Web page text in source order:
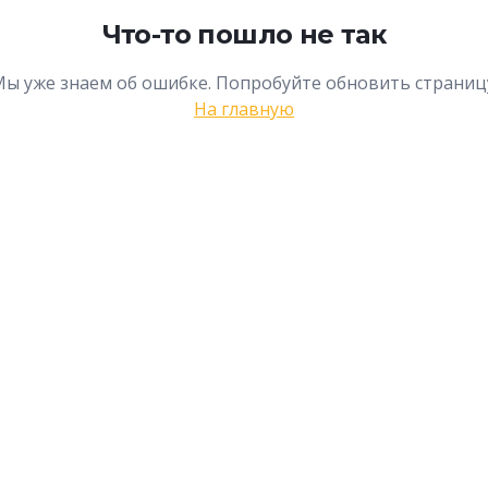
Что-то пошло не так
уже знаем об ошибке. Попробуйте обновить
На главную